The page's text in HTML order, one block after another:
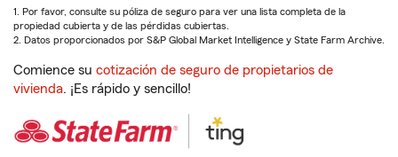
1. Por favor, consulte su póliza de seguro para ver una lista completa de la
propiedad cubierta y de las pérdidas cubiertas.
2. Datos proporcionados por S&P Global Market Intelligence y State Farm Archive.
Comience su cotización de seguro de propietarios de
vivienda. ¡Es rápido y sencillo!